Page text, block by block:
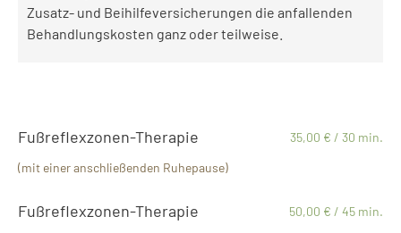
Zusatz- und Beihilfeversicherungen die anfallenden
Behandlungskosten ganz oder teilweise.
Fußreflexzonen-Therapie
35,00 € / 30 min.
(mit einer anschließenden Ruhepause)
Fußreflexzonen-Therapie
50,00 € / 45 min.